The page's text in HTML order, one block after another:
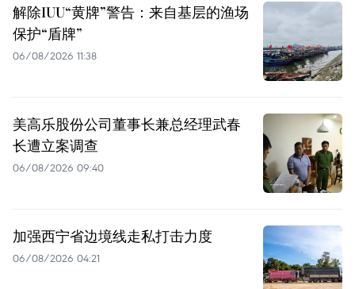
解除IUU“黄牌”警告：来自基层的渔场
保护“盾牌”
06/08/2026 11:38
美高乐股份公司董事长兼总经理武春
长遭立案调查
06/08/2026 09:40
加强西宁省边境线走私打击力度
06/08/2026 04:21